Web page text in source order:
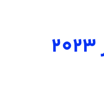
پرتفولیوی ارزدیجیتال خود را در ۲۰۲۳